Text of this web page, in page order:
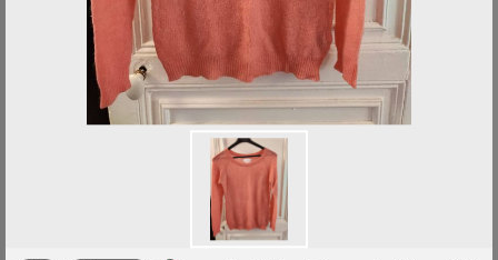
femme femme